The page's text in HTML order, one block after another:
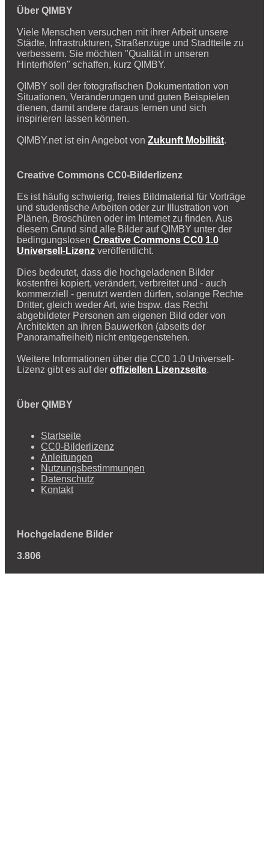
Über QIMBY
Viele Menschen versuchen mit ihrer Arbeit unsere
Städte, Infrastrukturen, Straßenzüge und Stadtteile zu
verbessern. Sie möchten "Qualität in unseren
Hinterhöfen" schaffen, kurz QIMBY.
QIMBY soll der fotografischen Dokumentation von
Situationen, Veränderungen und guten Beispielen
dienen, damit andere daraus lernen und sich
inspirieren lassen können.
QIMBY.net ist ein Angebot von Zukunft Mobilität.
Creative Commons CC0-Bilderlizenz
Es ist häufig schwierig, freies Bildmaterial für Vorträge
und studentische Arbeiten oder zur Illustration von
Plänen, Broschüren oder im Internet zu finden. Aus
diesem Grund sind alle Bilder auf QIMBY unter der
bedingungslosen Creative Commons CC0 1.0
Universell-Lizenz veröffentlicht.
Dies bedeutet, dass die hochgeladenen Bilder
kostenfrei kopiert, verändert, verbreitet und - auch
kommerziell - genutzt werden dürfen, solange Rechte
Dritter, gleich weder Art, wie bspw. das Recht
abgebildeter Personen am eigenen Bild oder von
Architekten an ihren Bauwerken (abseits der
Panoramafreiheit) nicht entgegenstehen.
Weitere Informationen über die CC0 1.0 Universell-
Lizenz gibt es auf der offiziellen Lizenzseite.
Über QIMBY
Startseite
CC0-Bilderlizenz
Anleitungen
Nutzungsbestimmungen
Datenschutz
Kontakt
Hochgeladene Bilder
3.806